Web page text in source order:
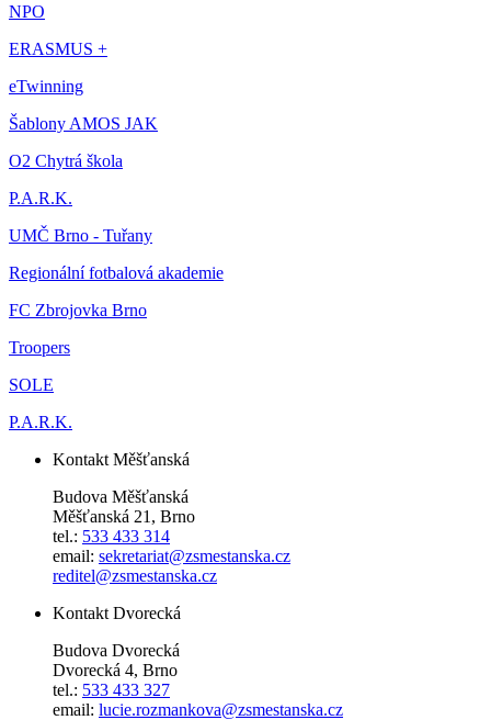
NPO
ERASMUS +
eTwinning
Šablony AMOS JAK
O2 Chytrá škola
P.A.R.K.
UMČ Brno - Tuřany
Regionální fotbalová akademie
FC Zbrojovka Brno
Troopers
SOLE
P.A.R.K.
Kontakt Měšťanská
Budova Měšťanská
Měšťanská 21, Brno
tel.: 533 433 314
email: sekretariat@zsmestanska.cz
reditel@zsmestanska.cz
Kontakt Dvorecká
Budova Dvorecká
Dvorecká 4, Brno
tel.: 533 433 327
email: lucie.rozmankova@zsmestanska.cz